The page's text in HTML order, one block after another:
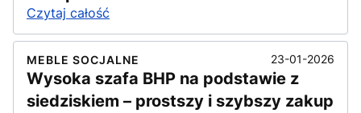
Czytaj całość
MEBLE SOCJALNE 23-01-2026
Wysoka szafa BHP na podstawie z
siedziskiem – prostszy i szybszy zakup